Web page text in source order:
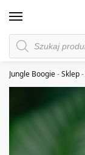
Jungle Boogie-Sklep-